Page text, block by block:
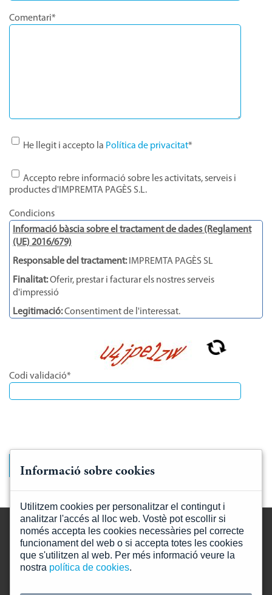
Comentari*
He llegit i accepto la Política de privacitat*
Accepto rebre informació sobre les activitats, serveis i
productes d'IMPREMTA PAGÈS S.L.
Condicions
Informació bàscia sobre el tractament de dades (Reglament
(UE) 2016/679)
Responsable del tractament: IMPREMTA PAGÈS SL
Finalitat:Oferir, prestar i facturar els nostres serveis
d'impressió
Legitimació:Consentiment de l'interessat.
exigeixi una llei o sigui necessari per complir amb la finalitat
Drets:Accedir, retificar, i suprimir dades, així com la resta que
Codi validació*
Mapa web
Informació sobre cookies
Utilitzem cookies per personalitzar el contingut i
analitzar l'accés al lloc web. Vostè pot escollir si
només accepta les cookies necessàries pel correcte
funcionament del web o si accepta totes les cookies
que s'utilitzen al web. Per més informació veure la
nostra política de cookies.